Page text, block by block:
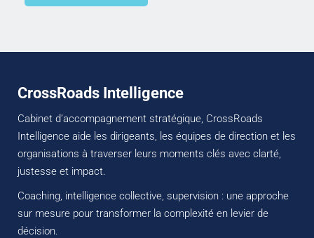
CrossRoads Intelligence
Cabinet d’accompagnement stratégique, CrossRoads
Intelligence aide les dirigeants, les équipes de direction et les
organisations à traverser leurs moments clés avec clarté,
justesse et impact.
Coaching, intelligence collective, supervision : une approche
sur mesure pour transformer la complexité en levier de
décision.